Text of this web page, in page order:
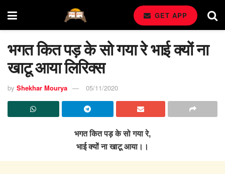
GET APP
भगत कित पड़ के सो गया रे भाई क्यों ना
खाटू आया लिरिक्स
by Shekhar Mourya 05/11/2020
भगत कित पड़ के सो गया रे,
भाई क्यों ना खाटू आया।।